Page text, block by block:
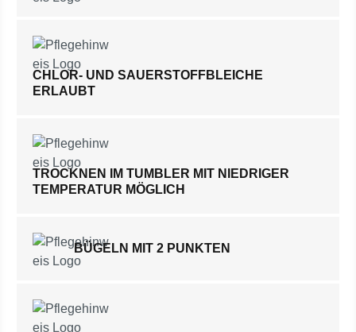
CHLOR- UND SAUERSTOFFBLEICHE
ERLAUBT
TROCKNEN IM TUMBLER MIT NIEDRIGER
TEMPERATUR MÖGLICH
BÜGELN MIT 2 PUNKTEN